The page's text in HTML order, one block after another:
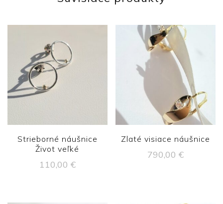
Strieborné náušnice
Život veľké
110,00 €
Zlaté visiace náušnice
790,00€